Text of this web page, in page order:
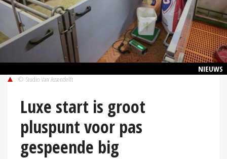
NIEUWS
© Studio Van Assendelft
Luxe start is groot
pluspunt voor pas
gespeende big